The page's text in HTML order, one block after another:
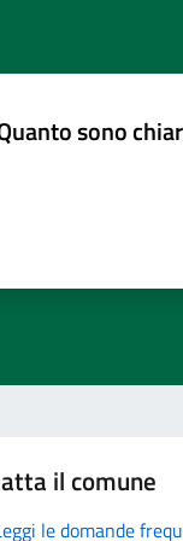
sono
il comune
le domande